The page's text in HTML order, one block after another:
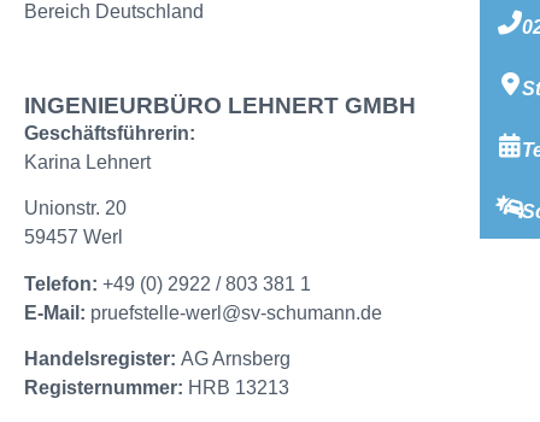
Bereich Deutschland
INGENIEURBÜRO LEHNERT GMBH
Geschäftsführerin:
Karina Lehnert
Unionstr. 20
59457 Werl
Telefon: +49 (0) 2922 / 803 381 1
E-Mail: pruefstelle-werl@sv-schumann.de
Handelsregister: AG Arnsberg
Registernummer: HRB 13213